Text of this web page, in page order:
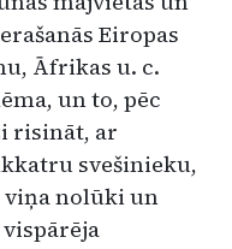
Eiropas
Āfrikas u. c.
un to, pēc
risināt, ar
svešinieku,
nolūki un